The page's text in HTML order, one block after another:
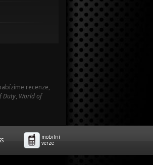
recenze,
Duty, World of
mobilní
verze